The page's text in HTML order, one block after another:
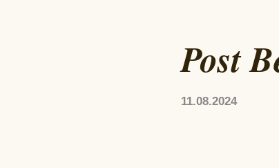
Post
11.08.2024